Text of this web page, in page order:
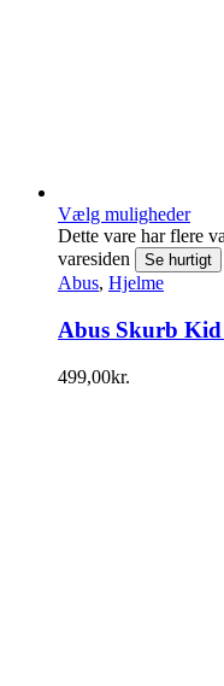
Vælg muligheder
Dette vare har flere
varesiden
Se hurtigt
Abus, Hjelme
Abus Skurb Kid
499,00kr.